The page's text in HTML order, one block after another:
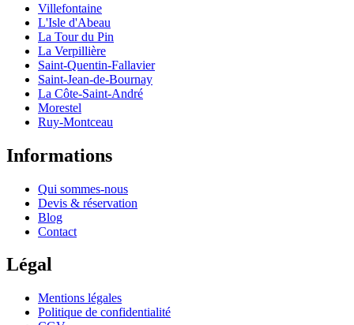
Villefontaine
L'Isle d'Abeau
La Tour du Pin
La Verpillière
Saint-Quentin-Fallavier
Saint-Jean-de-Bournay
La Côte-Saint-André
Morestel
Ruy-Montceau
Informations
Qui sommes-nous
Devis & réservation
Blog
Contact
Légal
Mentions légales
Politique de confidentialité